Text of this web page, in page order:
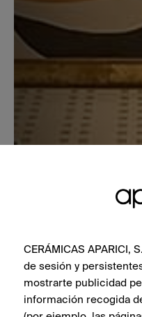
CERÁMICAS APARICI,
de sesión y
mostrarte publicidad
información recogida